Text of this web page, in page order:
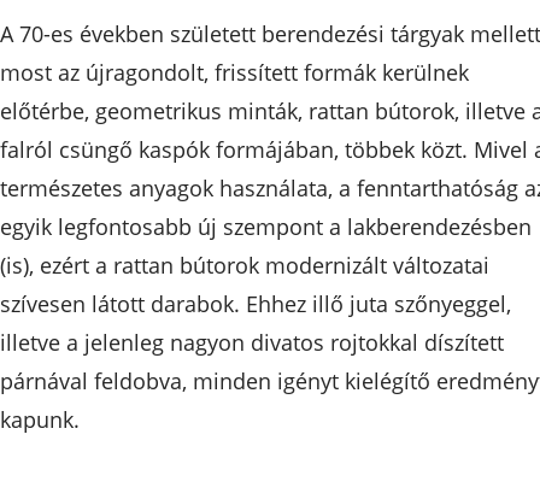
A 70-es években született berendezési tárgyak mellett
most az újragondolt, frissített formák kerülnek
előtérbe, geometrikus minták, rattan bútorok, illetve
falról csüngő kaspók formájában, többek közt. Mivel
természetes anyagok használata, a fenntarthatóság
egyik legfontosabb új szempont a lakberendezésben
(is), ezért a rattan bútorok modernizált változatai
szívesen látott darabok. Ehhez illő juta szőnyeggel,
illetve a jelenleg nagyon divatos rojtokkal díszített
párnával feldobva, minden igényt kielégítő
kapunk.